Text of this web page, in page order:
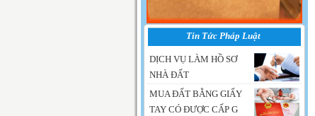
Tin Tức Pháp Luật
DỊCH VỤ LÀM HỒ SƠ
NHÀ ĐẤT
MUA ĐẤT BẰNG GIẤY
TAY CÓ ĐƯỢC CẤP G